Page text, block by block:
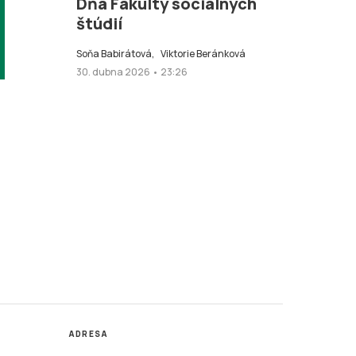
štúdií
Soňa Babirátová, Viktorie Beránková
30. dubna 2026 • 23:26
ADRESA